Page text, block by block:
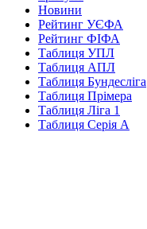
Новини
Рейтинг УЄФА
Рейтинг ФІФА
Таблиця УПЛ
Таблиця АПЛ
Таблиця Бундесліга
Таблиця Прімера
Таблиця Ліга 1
Таблиця Серія А